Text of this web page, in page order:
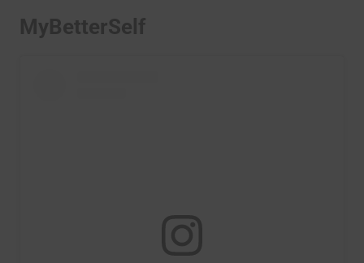
MyBetterSelf